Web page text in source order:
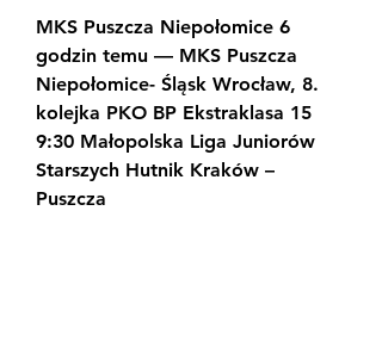
MKS Puszcza Niepołomice 6
godzin temu — MKS Puszcza
Niepołomice- Śląsk Wrocław, 8.
kolejka PKO BP Ekstraklasa 15
9:30 Małopolska Liga Juniorów
Starszych Hutnik Kraków –
Puszcza